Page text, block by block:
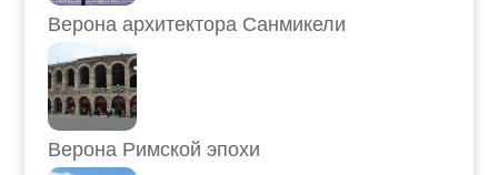
Верона архитектора Санмикели
Верона Римской эпохи